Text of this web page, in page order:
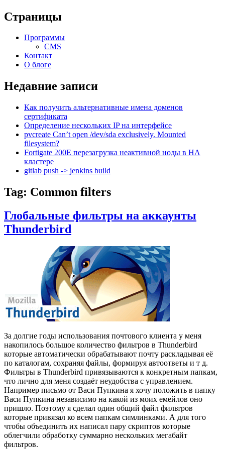
Страницы
Программы
CMS
Контакт
О блоге
Недавние записи
Как получить альтернативные имена доменов
сертификата
Определение нескольких IP на интерфейсе
pvcreate Can’t open /dev/sda exclusively. Mounted
filesystem?
Fortigate 200E перезагрузка неактивной ноды в HA
кластере
gitlab push -> jenkins build
Tag: Common filters
Глобальные фильтры на аккаунты
Thunderbird
За долгие годы использования почтового клиента у меня
накопилось большое количество фильтров в Thunderbird
которые автоматически обрабатывают почту раскладывая её
по каталогам, сохраняя файлы, формируя автоответы и т д.
Фильтры в Thunderbird привязываются к конкретным папкам,
что лично для меня создаёт неудобства с управлением.
Например письмо от Васи Пупкина я хочу положить в папку
Васи Пупкина независимо на какой из моих емейлов оно
пришло. Поэтому я сделал один общий файл фильтров
которые привязал ко всем папкам симлинками. А для того
чтобы объединить их написал пару скриптов которые
облегчили обработку суммарно нескольких мегабайт
фильтров.